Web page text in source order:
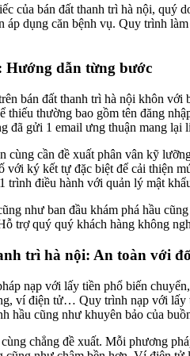
của bán đất thanh trì hà nội,
dụng căn bệnh vụ. Quy trình
dẫn từng bước
bán đất thanh trì hà nội khôn
thiếu thường bao gồm tên đăng
đã gửi 1 email ưng thuận mang
cùng cần đề xuất phân vân kỹ
với ký kết tự đặc biệt để cải thiện
trình điều hành với quản lý mật
như ban đầu khám phá hầu
trợ quý quý khách hàng không
trì hà nội: An toàn với
nạp với lấy tiền phổ biến
ví điện tử… Quy trình nạp với
hầu cũng như khuyên bảo của
chẳng đề xuất. Mỗi phương